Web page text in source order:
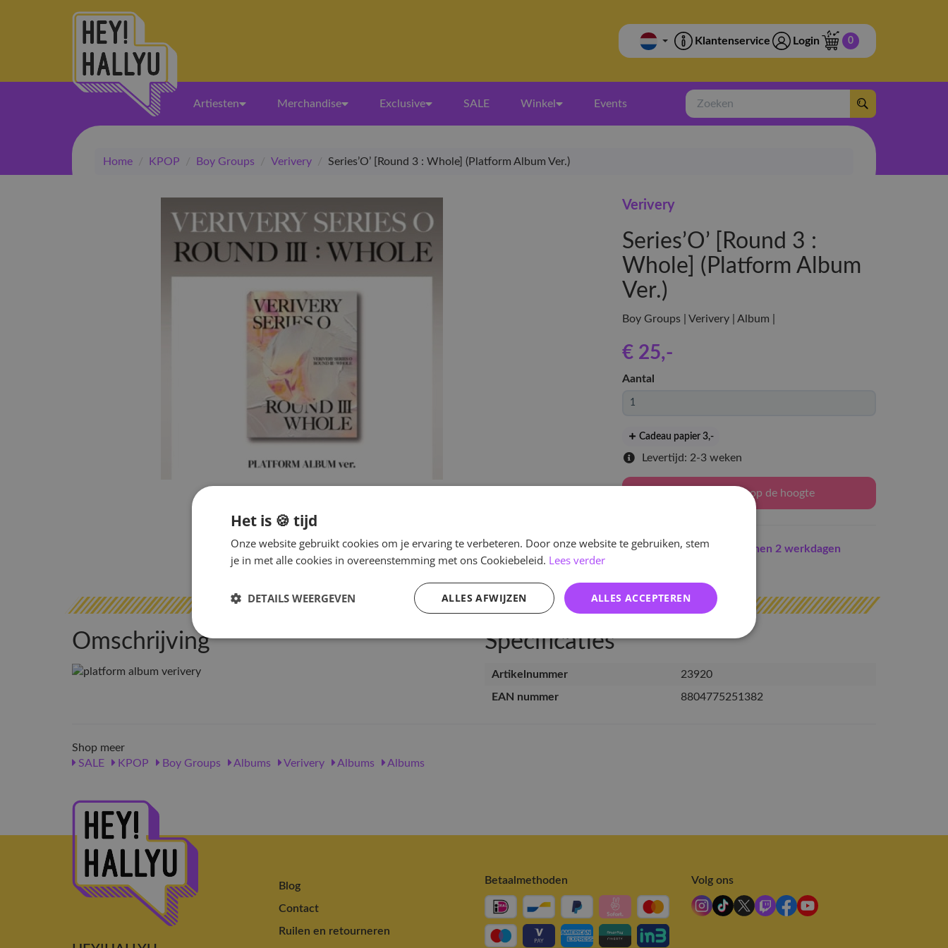
Klantenservice Login 0
Artiesten Merchandise Exclusive SALE Winkel Events
Zoeken
Home / KPOP / Boy Groups / Verivery / Series’O’ [Round 3 : Whole] (Platform Album Ver.)
Verivery
Series’O’ [Round 3 :
Whole] (Platform Album
Ver.)
Boy Groups | Verivery | Album |
€ 25,-
Aantal
Cadeau papier 3,-
Levertijd: 2-3 weken
Houd mij op de hoogte
Indien op voorraad
binnen 2 werkdagen
Omschrijving Specificaties
Artikelnummer
23920
EAN nummer
8804775251382
Shop meer
SALE
KPOP Boy Groups Albums Verivery Albums Albums
Blog
Contact
Ruilen en retourneren
Betaalmethoden Volg ons
Het is 🍪 tijd
Onze website gebruikt cookies om je ervaring te verbeteren. Door onze website te gebruiken, stem
je in met alle cookies in overeenstemming met ons Cookiebeleid. Lees verder
ALLES ACCEPTEREN
ALLES AFWIJZEN
DETAILS WEERGEVEN